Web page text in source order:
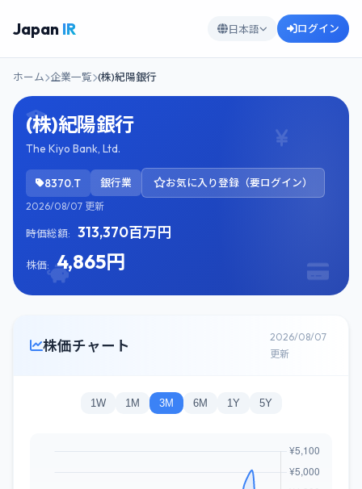
Japan IR 日本語 ログイン
ホーム 企業一覧 (株)紀陽銀行
(株)紀陽銀行
The Kiyo Bank, Ltd.
8370.T 銀行業 お気に入り登録（要ログイン）
2026/08/07 更新
時価総額: 313,370百万円
株価: 4,865円
株価チャート
2026/08/07
更新
1W 1M 3M 6M 1Y 5Y